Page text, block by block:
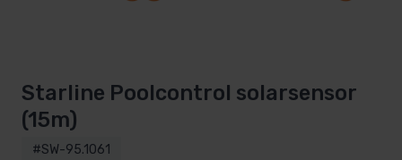
Starline Poolcontrol solarsensor
(15m)
#SW-95.1061